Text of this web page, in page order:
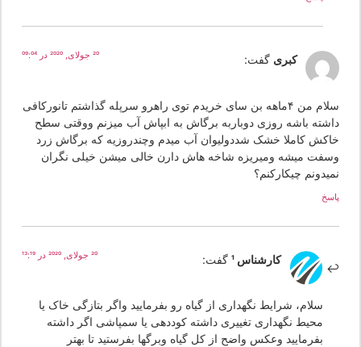
کبری گفت:
سلام من ۴ماهه بن سای خریدم توی راهرو سرپله گذاشتم تانورکافی
باشه روزی دوباربه برگاش به ابپاش آب میزنم ووقتی سطح
کاملا خشک شددولیوان آب میدم وچندروزیه که برگاش زرد
میشه ومیریزه شاخه هاش دارن خالی میشن خیلی نگران
چیکارکنم؟
کارشناس 1 گفت:
سلام، شرایط نگهداری از گیاه رو بفرمایید واگر بتازگی خاک یا
محیط نگهداری تغییری داشته کوددهی یا سمپاشی اگر داشته
بفرمایید وعکس واضح از کل گیاه وبرگها بفرستید تا بهتر